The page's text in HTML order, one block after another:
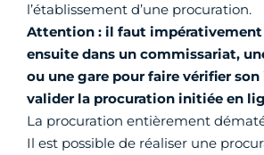
l’établissement d’une procuration.
Attention : il faut impérativement
ensuite dans un commissariat,
ou une gare pour faire vérifier
valider la procuration initiée en
La procuration entièrement
Il est possible de réaliser une